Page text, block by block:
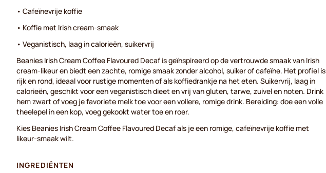
• Cafeïnevrije koffie
• Koffie met Irish cream-smaak
• Veganistisch, laag in calorieën, suikervrij
Beanies Irish Cream Coffee Flavoured Decaf is geïnspireerd op de vertrouwde smaak van Irish
cream-likeur en biedt een zachte, romige smaak zonder alcohol, suiker of cafeïne. Het profiel is
rijk en rond, ideaal voor rustige momenten of als koffiedrankje na het eten. Suikervrij, laag in
calorieën, geschikt voor een veganistisch dieet en vrij van gluten, tarwe, zuivel en noten. Drink
hem zwart of voeg je favoriete melk toe voor een vollere, romige drink. Bereiding: doe een volle
theelepel in een kop, voeg gekookt water toe en roer.
Kies Beanies Irish Cream Coffee Flavoured Decaf als je een romige, cafeïnevrije koffie met
likeur-smaak wilt.
INGREDIËNTEN